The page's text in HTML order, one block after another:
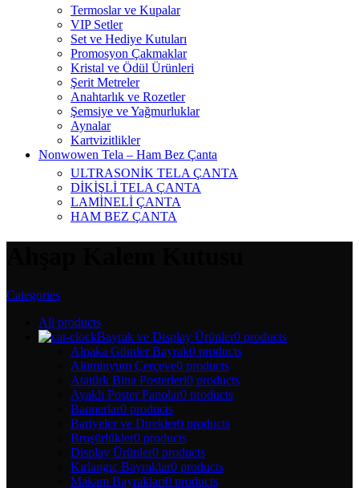
Termoslar ve Kupalar
VIP Setler
Set ve Hediye Kutuları
Promosyon Çakmaklar
Kristal ve Ödül Ürünleri
Şerit Metreler
Anahtarlık ve Rozetler
Şemsiye ve Yağmurluklar
Aynalar
Kartvizitlikler
Nonwowen Tela – Ham Bez Çanta
ULTRASONİK TELA ÇANTA
DİKİŞLİ TELA ÇANTA
LAMİNELİ ÇANTA
HAM BEZ ÇANTA
Categories
All products
Bayrak ve Display Ürünler0 products
Alpaka Gönder Bayrak0 products
Alüminyum Çerçeve0 products
Atatürk Bina Posterleri0 products
Ayaklı Poster Panolar0 products
Bannerlar0 products
Bariyeler ve Direkler0 products
Broşürlükler0 products
Display Ürünler0 products
Kırlangıç Bayraklar0 products
Makam Bayrakları0 products